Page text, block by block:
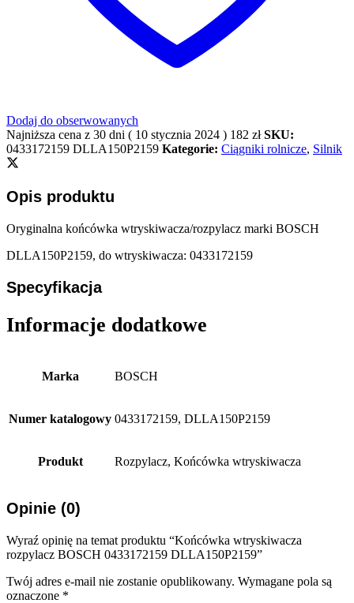
Dodaj do obserwowanych
Najniższa cena z 30 dni ( 10 stycznia 2024 ) 182 zł SKU:
0433172159 DLLA150P2159 Kategorie: Ciągniki rolnicze, Silnik
Opis produktu
Oryginalna końcówka wtryskiwacza/rozpylacz marki BOSCH
DLLA150P2159, do wtryskiwacza: 0433172159
Specyfikacja
Informacje dodatkowe
Marka BOSCH
Numer katalogowy 0433172159, DLLA150P2159
Produkt Rozpylacz, Końcówka wtryskiwacza
Opinie (0)
Wyraź opinię na temat produktu “Końcówka wtryskiwacza
rozpylacz BOSCH 0433172159 DLLA150P2159”
Twój adres e-mail nie zostanie opublikowany. Wymagane pola są
oznaczone *